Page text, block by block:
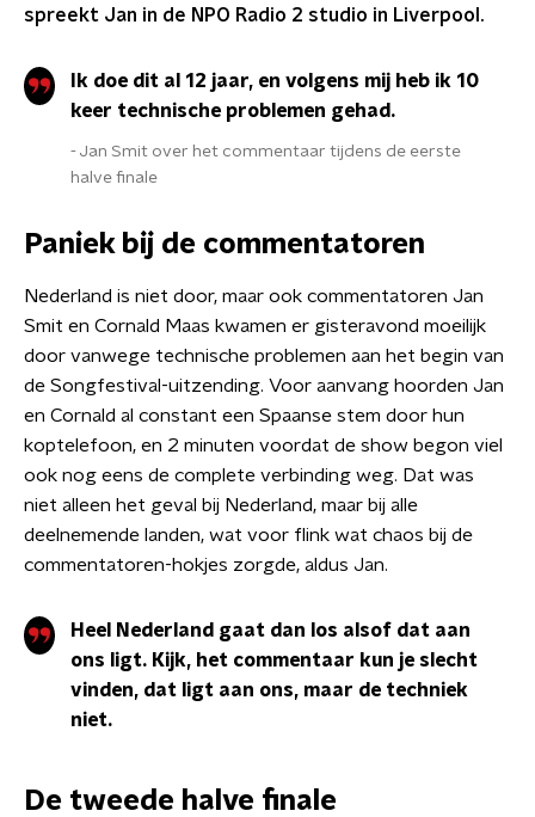
spreekt Jan in de NPO Radio 2 studio in Liverpool.
Ik doe dit al 12 jaar, en volgens mij heb ik 10
keer technische problemen gehad.
Jan Smit over het commentaar tijdens de eerste
halve finale
Paniek bij de commentatoren
Nederland is niet door, maar ook commentatoren Jan
Smit en Cornald Maas kwamen er gisteravond moeilijk
door vanwege technische problemen aan het begin van
de Songfestival-uitzending. Voor aanvang hoorden Jan
en Cornald al constant een Spaanse stem door hun
koptelefoon, en 2 minuten voordat de show begon viel
ook nog eens de complete verbinding weg. Dat was
niet alleen het geval bij Nederland, maar bij alle
deelnemende landen, wat voor flink wat chaos bij de
commentatoren-hokjes zorgde, aldus Jan.
Heel Nederland gaat dan los alsof dat aan
ons ligt. Kijk, het commentaar kun je slecht
vinden, dat ligt aan ons, maar de techniek
niet.
De tweede halve finale